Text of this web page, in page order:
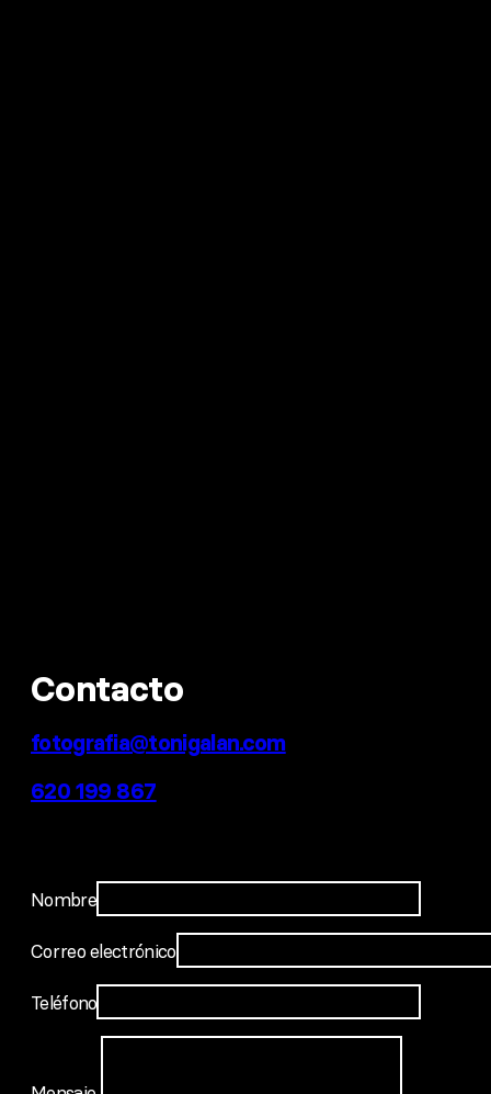
Contacto
fotografia@tonigalan.com
620 199 867
Nombre
Correo electrónico
Teléfono